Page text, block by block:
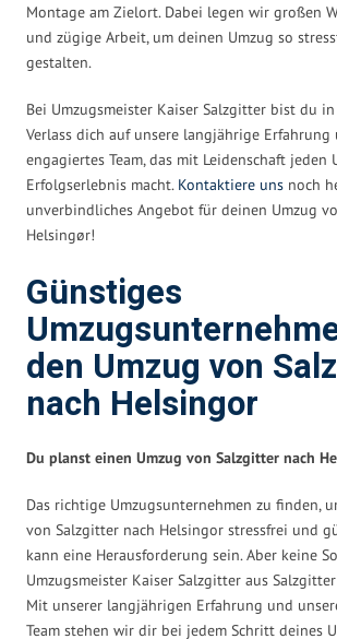
Montage am Zielort. Dabei legen wir großen
und zügige Arbeit, um deinen Umzug so
gestalten.
Bei Umzugsmeister Kaiser Salzgitter bist du
Verlass dich auf unsere langjährige Erfahrung
engagiertes Team, das mit Leidenschaft jeden
Erfolgserlebnis macht. Kontaktiere uns noch
unverbindliches Angebot für deinen Umzug
Helsingør!
Günstiges
den Umzug von
nach Helsingor
Du planst einen Umzug von Salzgitter nach
Das richtige Umzugsunternehmen zu finden,
von Salzgitter nach Helsingor stressfrei und
kann eine Herausforderung sein. Aber keine
Umzugsmeister Kaiser Salzgitter aus
Mit unserer langjährigen Erfahrung und
Team stehen wir dir bei jedem Schritt deines